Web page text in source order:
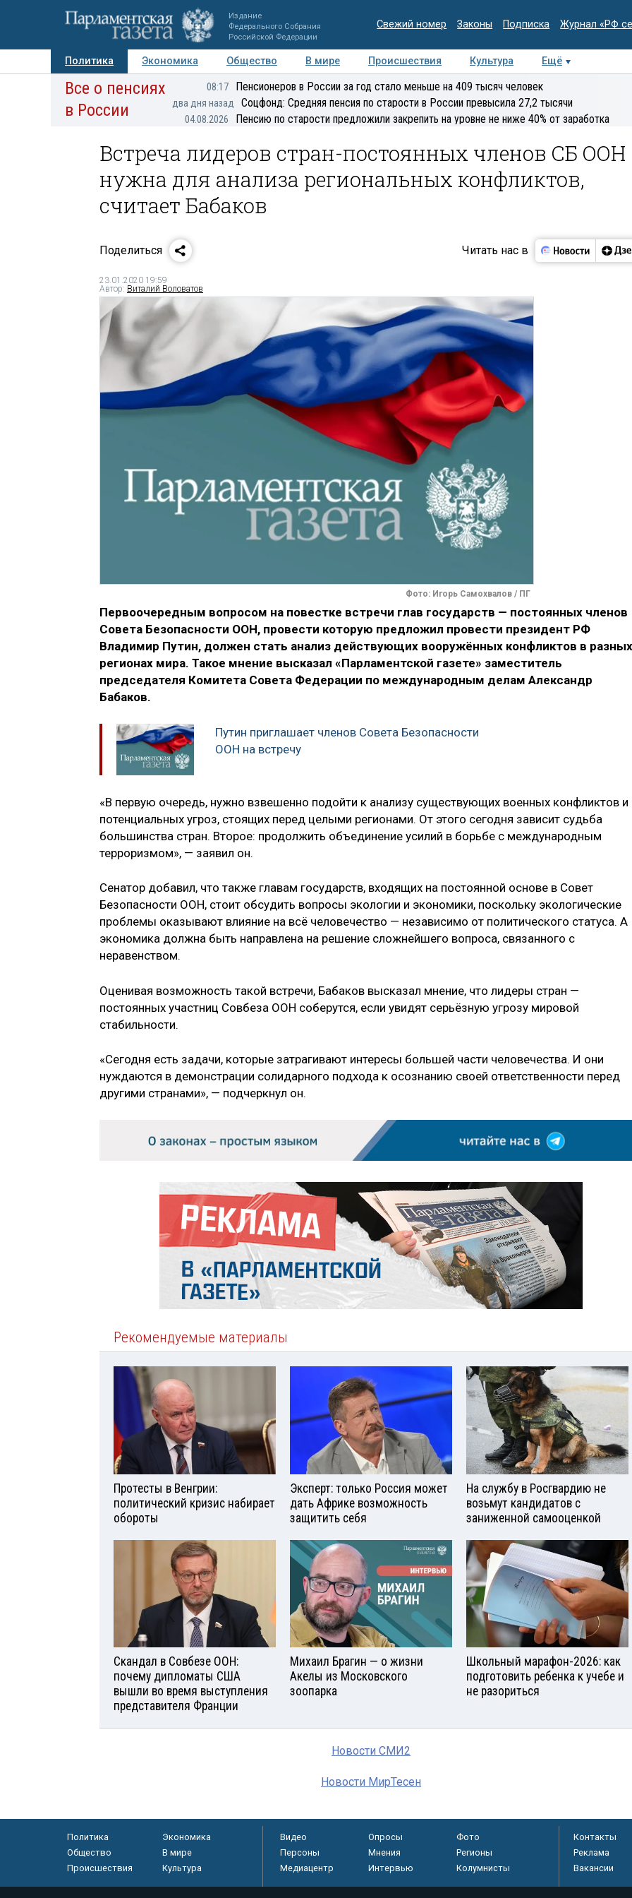
Издание
Федерального Собрания
Российской Федерации
Свежий номер Законы Подписка Журнал «РФ
Политика Экономика Общество В мире Происшествия Культура
Ещё
Авторы Персоны Мнения Регионы Медиацентр Интервью Колумнисты
Все о пенсиях
в России
08:17 Пенсионеров в России за год стало меньше на 409 тысяч человек
два дня назад Соцфонд: Средняя пенсия по старости в России превысила 27,2 тысячи
04.08.2026 Пенсию по старости предложили закрепить на уровне не ниже 40% от заработка
Встреча лидеров стран-постоянных членов СБ ООН
нужна для анализа региональных конфликтов,
считает Бабаков
Поделиться Читать нас в
23.01.2020 19:59
Автор: Виталий Воловатов
Фото: Игорь Самохвалов / ПГ
Первоочередным вопросом на повестке встречи глав государств — постоянных членов
Совета Безопасности ООН, провести которую предложил провести президент РФ
Владимир Путин, должен стать анализ действующих вооружённых конфликтов в разных
регионах мира. Такое мнение высказал «Парламентской газете» заместитель
председателя Комитета Совета Федерации по международным делам Александр
Бабаков.
Путин приглашает членов Совета Безопасности
ООН на встречу
«В первую очередь, нужно взвешенно подойти к анализу существующих военных конфликтов и
потенциальных угроз, стоящих перед целыми регионами. От этого сегодня зависит судьба
большинства стран. Второе: продолжить объединение усилий в борьбе с международным
терроризмом», — заявил он.
Сенатор добавил, что также главам государств, входящих на постоянной основе в Совет
Безопасности ООН, стоит обсудить вопросы экологии и экономики, поскольку экологические
проблемы оказывают влияние на всё человечество — независимо от политического статуса. А
экономика должна быть направлена на решение сложнейшего вопроса, связанного с
неравенством.
Оценивая возможность такой встречи, Бабаков высказал мнение, что лидеры стран —
постоянных участниц Совбеза ООН соберутся, если увидят серьёзную угрозу мировой
стабильности.
«Сегодня есть задачи, которые затрагивают интересы большей части человечества. И они
нуждаются в демонстрации солидарного подхода к осознанию своей ответственности перед
другими странами», — подчеркнул он.
Рекомендуемые материалы
Протесты в Венгрии:
политический кризис набирает
обороты
Эксперт: только Россия может
дать Африке возможность
защитить себя
На службу в Росгвардию не
возьмут кандидатов с
заниженной самооценкой
Скандал в Совбезе ООН:
почему дипломаты США
вышли во время выступления
представителя Франции
Михаил Брагин — о жизни
Акелы из Московского
зоопарка
Школьный марафон-2026: как
подготовить ребенка к учебе и
не разориться
Новости СМИ2
Новости МирТесен
Политика
Экономика
Общество
В мире
Происшествия
Культура
Видео Опросы
Фото
Персоны
Мнения
Регионы
Медиацентр
Интервью Колумнисты
Контакты
Реклама
Вакансии